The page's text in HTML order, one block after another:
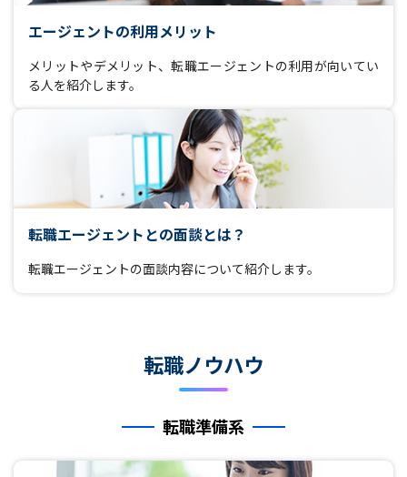
エージェントの利用メリット
メリットやデメリット、転職エージェントの利用が向いてい
る人を紹介します。
転職エージェントとの面談とは？
転職エージェントの面談内容について紹介します。
転職ノウハウ
転職準備系